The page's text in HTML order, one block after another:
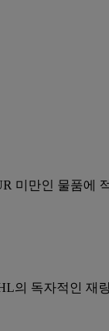
미만인 물품에
의 독자적인 재